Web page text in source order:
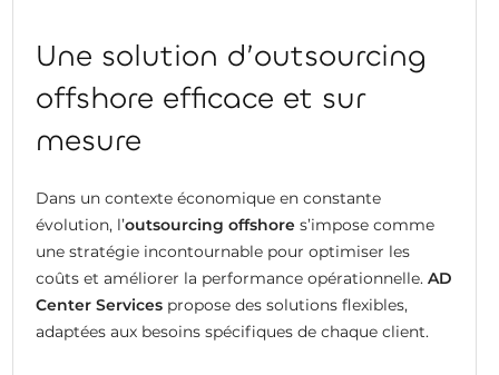
Une solution d’outsourcing
offshore efficace et sur
mesure
Dans un contexte économique en constante
évolution, l’outsourcing offshores’impose comme
une stratégie incontournable pour optimiser les
coûts et améliorer la performance opérationnelle. AD
Center Servicespropose des solutions flexibles,
adaptées aux besoins spécifiques de chaque client.